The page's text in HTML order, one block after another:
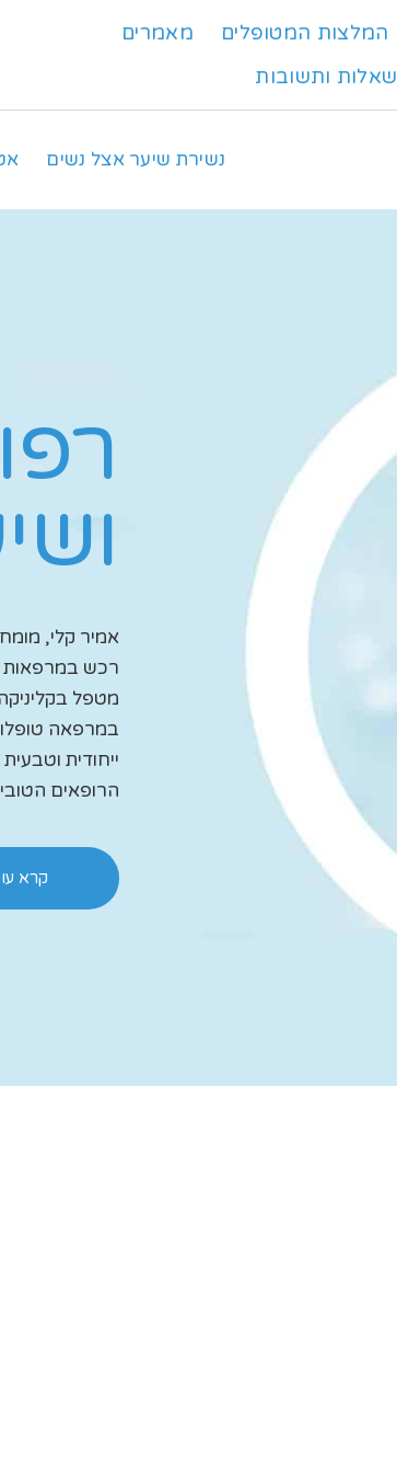
המלצות המטופלים
מאמרים
שאלות ותשובות
נשירת שיער אצל נשים
רכש במרפאות
מטפל
במרפאה
ייחודית
הרופאים
קרא